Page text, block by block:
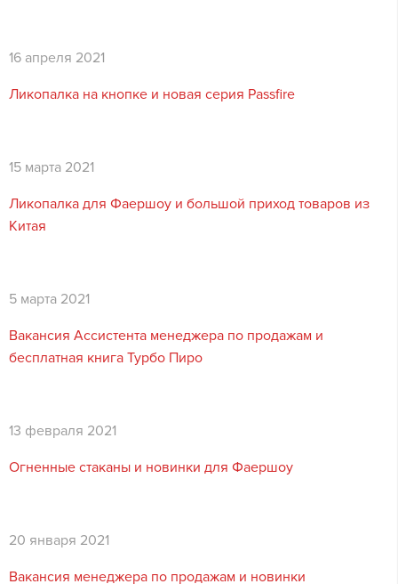
16 апреля 2021
Ликопалка на кнопке и новая серия Passfire
15 марта 2021
Ликопалка для Фаершоу и большой приход товаров из
Китая
5 марта 2021
Вакансия Ассистента менеджера по продажам и
бесплатная книга Турбо Пиро
13 февраля 2021
Огненные стаканы и новинки для Фаершоу
20 января 2021
Вакансия менеджера по продажам и новинки